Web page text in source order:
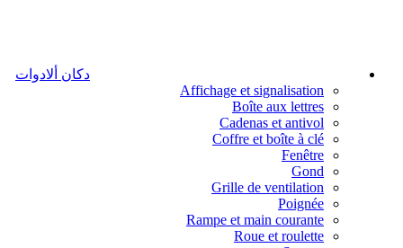
دكان ألادوات
Affichage et signalisation
Boîte aux lettres
Cadenas et antivol
Coffre et boîte à clé
Fenêtre
Gond
Grille de ventilation
Poignée
Rampe et main courante
Roue et roulette